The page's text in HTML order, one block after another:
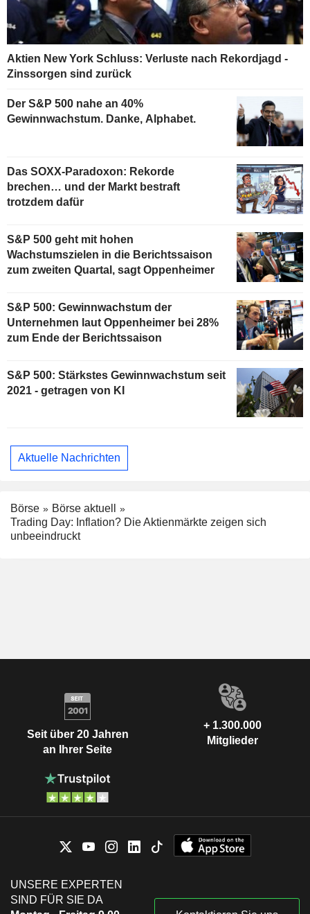
Aktien New York Schluss: Verluste nach Rekordjagd -
Zinssorgen sind zurück
Der S&P 500 nahe an 40%
Gewinnwachstum. Danke, Alphabet.
Das SOXX-Paradoxon: Rekorde
brechen… und der Markt bestraft
trotzdem dafür
S&P 500 geht mit hohen
Wachstumszielen in die Berichtssaison
zum zweiten Quartal, sagt Oppenheimer
S&P 500: Gewinnwachstum der
Unternehmen laut Oppenheimer bei 28%
zum Ende der Berichtssaison
S&P 500: Stärkstes Gewinnwachstum seit
2021 - getragen von KI
Aktuelle Nachrichten
Börse
Börse aktuell
Trading Day: Inflation? Die Aktienmärkte zeigen sich
unbeeindruckt
Seit über 20 Jahren
an Ihrer Seite
+ 1.300.000
Mitglieder
UNSERE EXPERTEN
SIND FÜR SIE DA